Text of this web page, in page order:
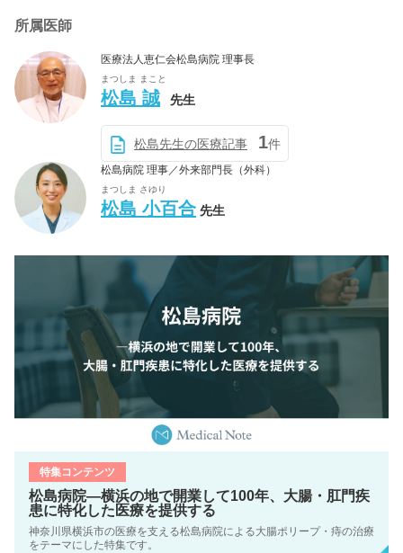
所属医師
医療法人恵仁会松島病院 理事長
まつしま まこと
松島 誠 先生
松島先生の医療記事 1件
松島病院 理事／外来部門長（外科）
まつしま さゆり
松島 小百合 先生
特集コンテンツ
松島病院―横浜の地で開業して100年、大腸・肛門疾
患に特化した医療を提供する
神奈川県横浜市の医療を支える松島病院による大腸ポリープ・痔の治療
をテーマにした特集です。